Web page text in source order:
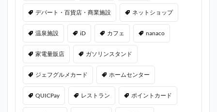
デパート・百貨店・商業施設 ネットショップ
温泉施設 iD カフェ nanaco
家電量販店 ガソリンスタンド
ジェフグルメカード ホームセンター
QUICPay レストラン ポイントカード